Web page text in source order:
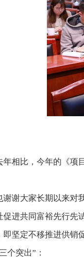
相比，今年的《项
谢大家长期以来对
进共同富裕先行先
坚定不移推进供销
个突出”：